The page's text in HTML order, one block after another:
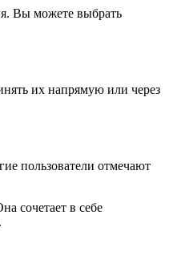
Вы можете выбрать
их напрямую или через
пользователи отмечают
сочетает в себе